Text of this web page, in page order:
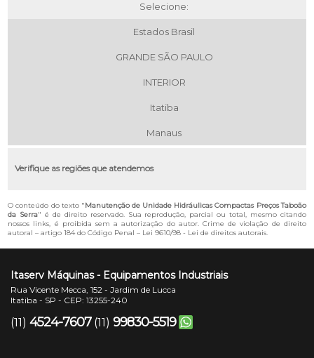
Selecione:
Estados Brasil
GRANDE SÃO PAULO
INTERIOR
Itatiba
Manaus
Verifique as regiões que atendemos
O conteúdo do texto "Manutenção de Unidade Hidráulicas Compactas Preços Taboão
da Serra" é de direito reservado. Sua reprodução, parcial ou total, mesmo citando
nossos links, é proibida sem a autorização do autor. Crime de violação de direito
autoral – artigo 184 do Código Penal – Lei 9610/98 - Lei de direitos autorais.
Itaserv Máquinas - Equipamentos Industriais
Rua Vicente Mecca, 152 - Jardim de Lucca
Itatiba - SP - CEP: 13255-240
(11) 4524-7607 (11) 99830-5519